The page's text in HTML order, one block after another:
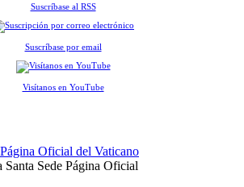
Suscríbase al RSS
Suscríbase por email
Visítanos en YouTube
Santa Sede Página Oficial